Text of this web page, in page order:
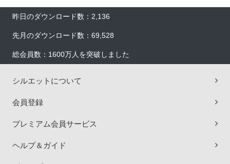
昨日のダウンロード数：2,136
先月のダウンロード数：69,528
総会員数：1600万人を突破しました
シルエットについて
会員登録
プレミアム会員サービス
ヘルプ＆ガイド